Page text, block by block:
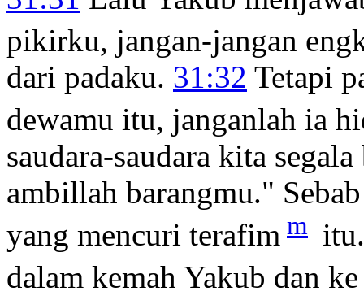
pikirku, jangan-jangan
dari padaku. 31:32 Tetapi
dewamu itu, janganlah ia
saudara-saudara kita
ambillah barangmu."
yang mencuri terafim m
dalam kemah Yakub dan